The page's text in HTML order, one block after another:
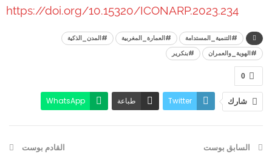
https://doi.org/10.15320/ICONARP.2023.234
#التنمية_المستدامة #العمارة_المغربية
#المدن_الذكية
#الهوية_والعمران
#بنكرير
0
شارك Twitter طباعة
WhatsApp
السابق بوست القادم بوست